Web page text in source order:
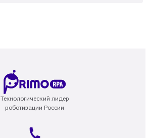
Технологический лидер
роботизации России